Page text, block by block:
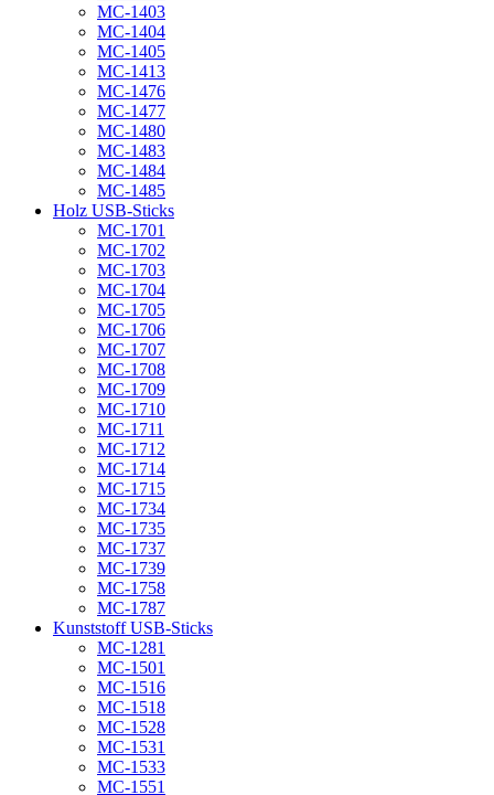
MC-1403
MC-1404
MC-1405
MC-1413
MC-1476
MC-1477
MC-1480
MC-1483
MC-1484
MC-1485
Holz USB-Sticks
MC-1701
MC-1702
MC-1703
MC-1704
MC-1705
MC-1706
MC-1707
MC-1708
MC-1709
MC-1710
MC-1711
MC-1712
MC-1714
MC-1715
MC-1734
MC-1735
MC-1737
MC-1739
MC-1758
MC-1787
Kunststoff USB-Sticks
MC-1281
MC-1501
MC-1516
MC-1518
MC-1528
MC-1531
MC-1533
MC-1551